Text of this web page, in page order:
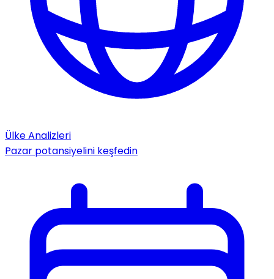
Ülke Analizleri
Pazar potansiyelini keşfedin